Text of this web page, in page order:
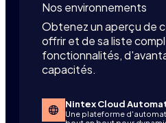
Nos environnements
Obtenez un aperçu de
offrir et de sa liste
fonctionnalités,
capacités.
Nintex Cloud
Une plateforme